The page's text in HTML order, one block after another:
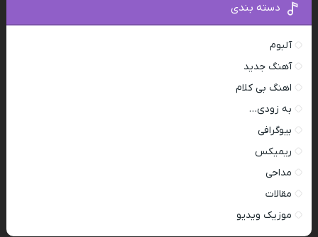
دسته بندی
آلبوم
آهنگ جدید
اهنگ بی کلام
به زودی…
بیوگرافی
ریمیکس
مداحی
مقالات
موزیک ویدیو